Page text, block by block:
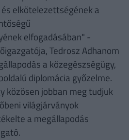
elkötelezettségének a
elfogadásában" -
Tedrosz Adhanom
a közegészségügy,
diplomácia győzelme.
közösen jobban meg tudjuk
világjárványok
a megállapodás